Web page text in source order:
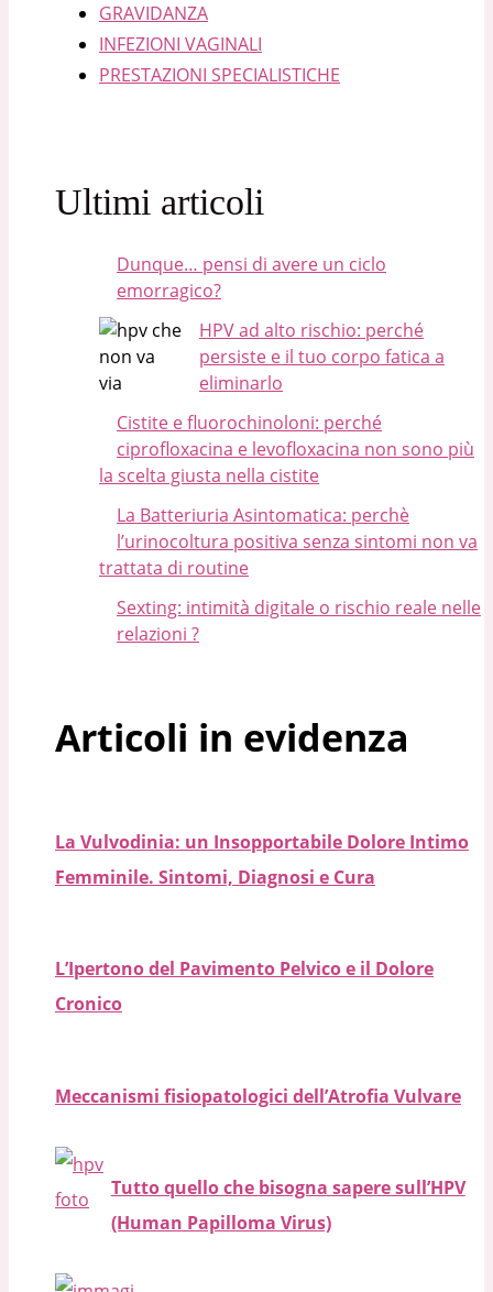
GRAVIDANZA
INFEZIONI VAGINALI
PRESTAZIONI SPECIALISTICHE
Ultimi articoli
Dunque… pensi di avere un ciclo
emorragico?
HPV ad alto rischio: perché
persiste e il tuo corpo fatica a
eliminarlo
Cistite e fluorochinoloni: perché
ciprofloxacina e levofloxacina non sono più
la scelta giusta nella cistite
La Batteriuria Asintomatica: perchè
l’urinocoltura positiva senza sintomi non va
trattata di routine
Sexting: intimità digitale o rischio reale nelle
relazioni ?
Articoli in evidenza
La Vulvodinia: un Insopportabile Dolore Intimo
Femminile. Sintomi, Diagnosi e Cura
L’Ipertono del Pavimento Pelvico e il Dolore
Cronico
Meccanismi fisiopatologici dell’Atrofia Vulvare
Tutto quello che bisogna sapere sull’HPV
(Human Papilloma Virus)